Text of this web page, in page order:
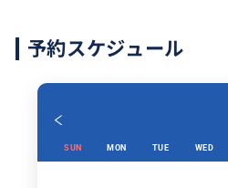
予約スケジュール
SUN MON TUE WED